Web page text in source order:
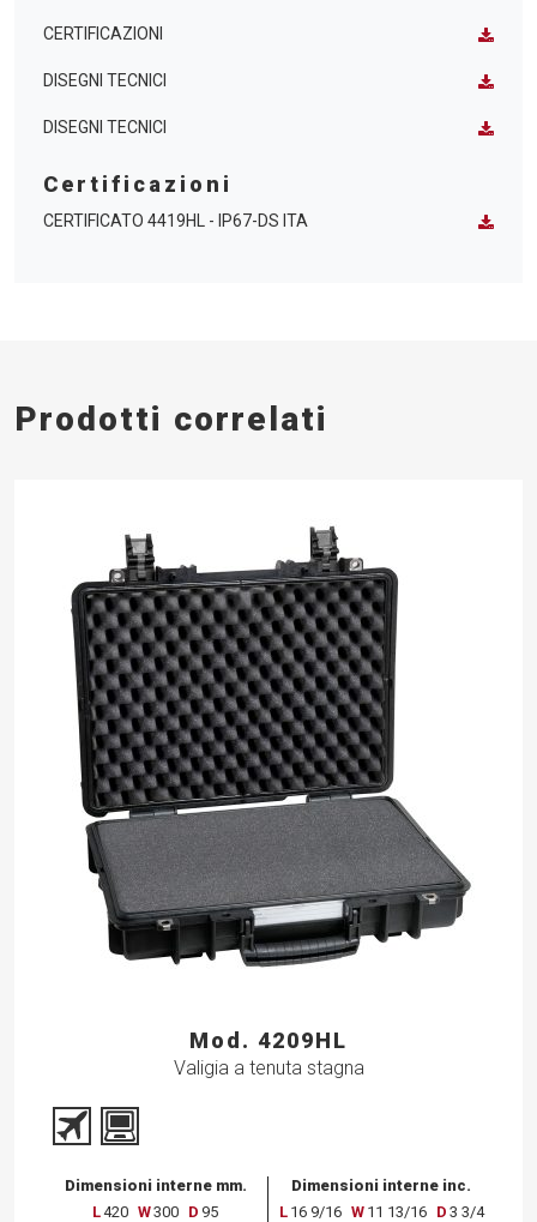
CERTIFICAZIONI
DISEGNI TECNICI
DISEGNI TECNICI
Certificazioni
CERTIFICATO 4419HL - IP67-DS ITA
Prodotti correlati
Mod. 4209HL
Valigia a tenuta stagna
Dimensioni interne mm.
L420 W300 D 95
Dimensioni interne inc.
L 16 9/16 W 11 13/16 D 3 3/4